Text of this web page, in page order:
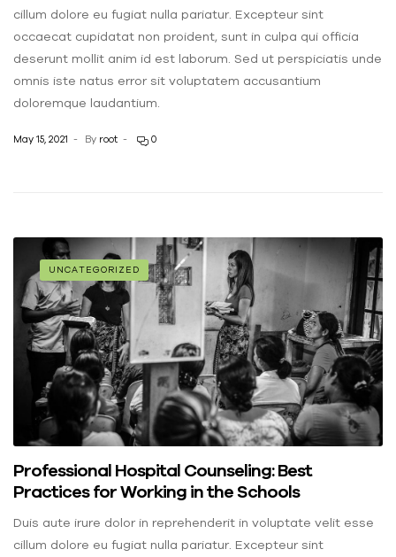
cillum dolore eu fugiat nulla pariatur. Excepteur sint
occaecat cupidatat non proident, sunt in culpa qui officia
deserunt mollit anim id est laborum. Sed ut perspiciatis unde
omnis iste natus error sit voluptatem accusantium
doloremque laudantium.
May 15, 2021 By root 0
UNCATEGORIZED
Professional Hospital Counseling: Best
Practices for Working in the Schools
Duis aute irure dolor in reprehenderit in voluptate velit esse
cillum dolore eu fugiat nulla pariatur. Excepteur sint